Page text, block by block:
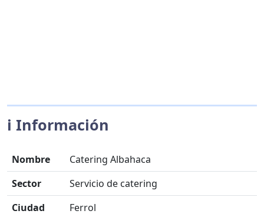
ℹ️ Información
Nombre
Catering Albahaca
Sector
Servicio de catering
Ciudad
Ferrol